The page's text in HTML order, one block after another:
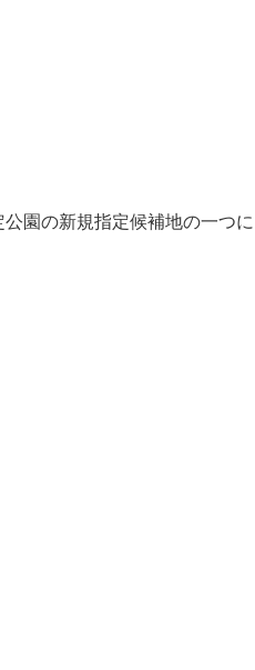
園の新規指定候補地の一つに